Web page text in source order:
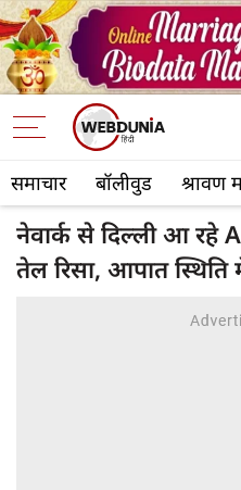
समाचार बॉलीवुड श्रावण
नेवार्क से दिल्ली आ रहे
तेल रिसा, आपात स्थिति